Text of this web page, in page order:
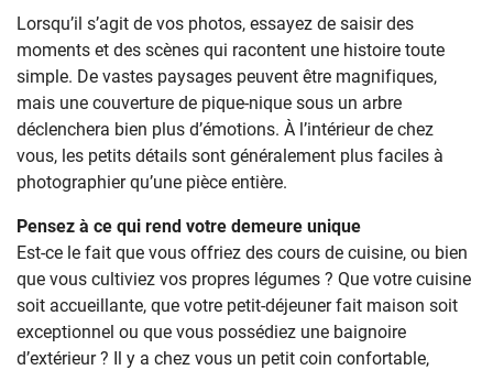
Lorsqu’il s’agit de vos photos, essayez de saisir des
moments et des scènes qui racontent une histoire toute
simple. De vastes paysages peuvent être magnifiques,
mais une couverture de pique-nique sous un arbre
déclenchera bien plus d’émotions. À l’intérieur de chez
vous, les petits détails sont généralement plus faciles à
photographier qu’une pièce entière.
Pensez à ce qui rend votre demeure unique
Est-ce le fait que vous offriez des cours de cuisine, ou bien
que vous cultiviez vos propres légumes ? Que votre cuisine
soit accueillante, que votre petit-déjeuner fait maison soit
exceptionnel ou que vous possédiez une baignoire
d’extérieur ? Il y a chez vous un petit coin confortable,